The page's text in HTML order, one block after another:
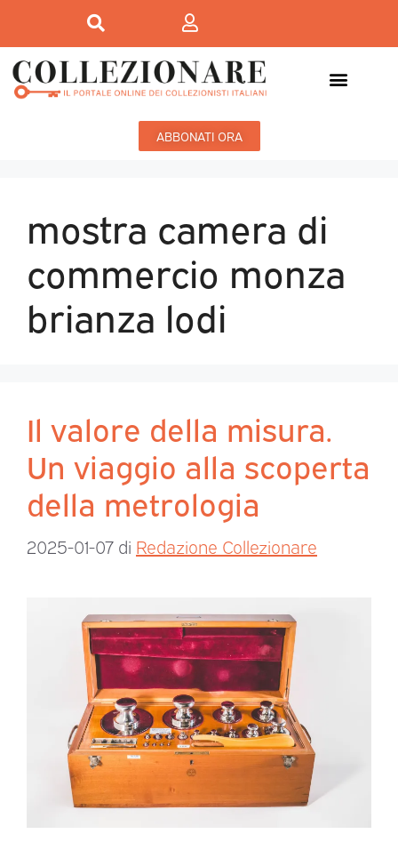
ABBONATI ORA
mostra camera di
commercio monza
brianza lodi
Il valore della misura.
Un viaggio alla scoperta
della metrologia
2025-01-07 di Redazione Collezionare